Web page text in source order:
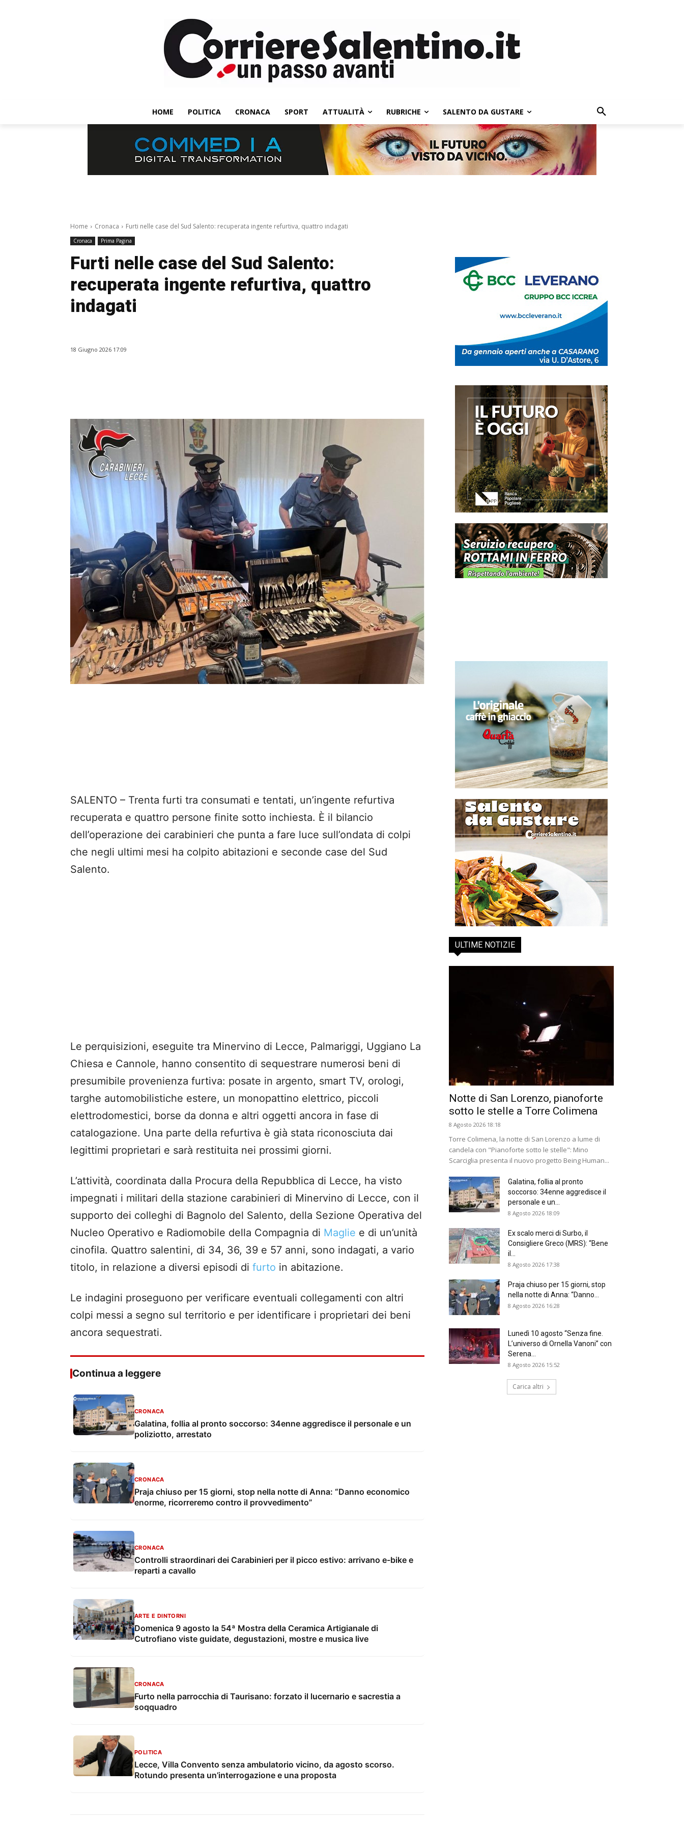
HOME POLITICA CRONACA SPORT ATTUALITÀ RUBRICHE SALENTO DA GUSTARE
Home Cronaca Furti nelle case del Sud Salento: recuperata ingente refurtiva, quattro indagati
Cronaca Prima Pagina
Furti nelle case del Sud Salento:
recuperata ingente refurtiva, quattro
indagati
18 Giugno 2026 17:09
SALENTO – Trenta furti tra consumati e tentati, un’ingente refurtiva
recuperata e quattro persone finite sotto inchiesta. È il bilancio
dell’operazione dei carabinieri che punta a fare luce sull’ondata di colpi
che negli ultimi mesi ha colpito abitazioni e seconde case del Sud
Salento.
Le perquisizioni, eseguite tra Minervino di Lecce, Palmariggi, Uggiano La
Chiesa e Cannole, hanno consentito di sequestrare numerosi beni di
presumibile provenienza furtiva: posate in argento, smart TV, orologi,
targhe automobilistiche estere, un monopattino elettrico, piccoli
elettrodomestici, borse da donna e altri oggetti ancora in fase di
catalogazione. Una parte della refurtiva è già stata riconosciuta dai
legittimi proprietari e sarà restituita nei prossimi giorni.
L’attività, coordinata dalla Procura della Repubblica di Lecce, ha visto
impegnati i militari della stazione carabinieri di Minervino di Lecce, con il
supporto dei colleghi di Bagnolo del Salento, della Sezione Operativa del
Nucleo Operativo e Radiomobile della Compagnia di Maglie e di un’unità
cinofila. Quattro salentini, di 34, 36, 39 e 57 anni, sono indagati, a vario
titolo, in relazione a diversi episodi di furto in abitazione.
Le indagini proseguono per verificare eventuali collegamenti con altri
colpi messi a segno sul territorio e per identificare i proprietari dei beni
ancora sequestrati.
Continua a leggere
CRONACA
Galatina, follia al pronto soccorso: 34enne aggredisce il personale e un
poliziotto, arrestato
CRONACA
Praja chiuso per 15 giorni, stop nella notte di Anna: “Danno economico
enorme, ricorreremo contro il provvedimento”
CRONACA
Controlli straordinari dei Carabinieri per il picco estivo: arrivano e-bike e
reparti a cavallo
ARTE E DINTORNI
Domenica 9 agosto la 54ª Mostra della Ceramica Artigianale di
Cutrofiano viste guidate, degustazioni, mostre e musica live
CRONACA
Furto nella parrocchia di Taurisano: forzato il lucernario e sacrestia a
soqquadro
POLITICA
Lecce, Villa Convento senza ambulatorio vicino, da agosto scorso.
Rotundo presenta un’interrogazione e una proposta
ULTIME NOTIZIE
Notte di San Lorenzo, pianoforte
sotto le stelle a Torre Colimena
8 Agosto 2026 18:18
Torre Colimena, la notte di San Lorenzo a lume di
candela con "Pianoforte sotto le stelle": Mino
Scarciglia presenta il nuovo progetto Being Human...
Galatina, follia al pronto
soccorso: 34enne aggredisce il
personale e un...
8 Agosto 2026 18:09
Ex scalo merci di Surbo, il
Consigliere Greco (MRS): “Bene
il...
8 Agosto 2026 17:38
Praja chiuso per 15 giorni, stop
nella notte di Anna: “Danno...
8 Agosto 2026 16:28
Lunedì 10 agosto “Senza fine.
L’universo di Ornella Vanoni” con
Serena...
8 Agosto 2026 15:52
Carica altri